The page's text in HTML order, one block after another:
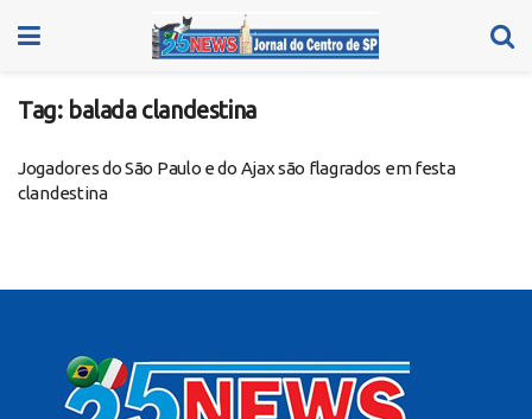
Tag: balada clandestina
Jogadores do São Paulo e do Ajax são flagrados em festa
clandestina